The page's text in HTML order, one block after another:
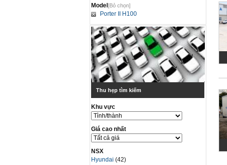
Model[Bỏ chọn]
Porter II H100
Thu hẹp tìm kiếm
Khu vực
Giá cao nhất
NSX
Hyundai(42)